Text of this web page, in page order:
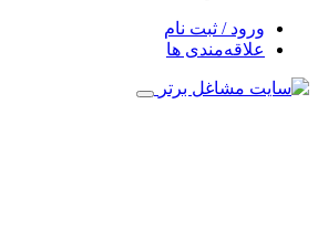
ورود / ثبت نام
علاقه‌مندی ها